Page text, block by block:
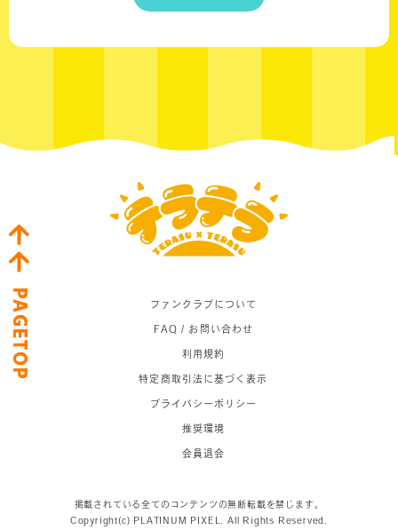
PAGETOP ファンクラブについて
FAQ / お問い合わせ
利用規約
特定商取引法に基づく表示
プライバシーポリシー
推奨環境
会員退会
掲載されている全てのコンテンツの無断転載を禁じます。
Copyright(c) PLATINUM PIXEL. All Rights Reserved.